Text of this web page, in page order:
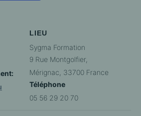
LIEU
Sygma Formation
9 Rue Montgolfier,
Mérignac 33700 France
Téléphone
05 56 29 20 70